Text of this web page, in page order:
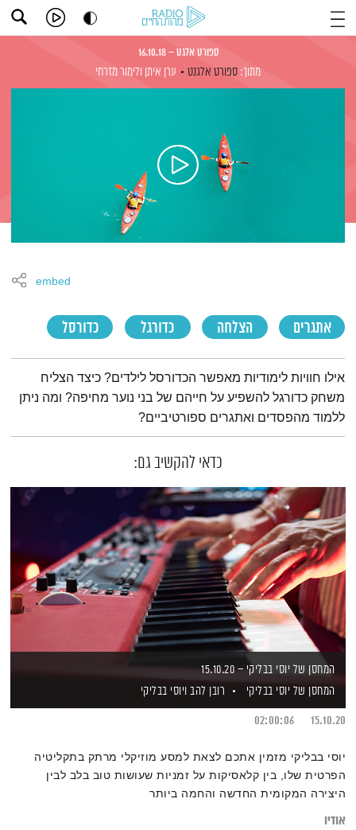
ספורט אלגט – 16.10.18
מתוך: ספורט אלגנט ערן איתן ולימור מזרחי
אתגרים הצלחה כדורגל כדורסל
embed
תמצית הפודקאסט
אילו חוויות לימודיות מאפשר הכדורסל לילדים? כיצד הצליח
משחק כדורגל להשפיע על חייהם של בני נוער מחיפה? ומה ניתן
ללמוד מהפסדים ואתגרים ספורטיביים?
כדאי להקשיב גם:
המחסן של יוסי בבליקי – 15.10.20
המחסן של יוסי בבליקי
רובן להב ויוסי בבליקי
15.10.20
02:00:06
יוסי בבליקי מזמין אתכם לצאת למסע מוזיקלי מרתק בתקליטיה
הפרטית שלו, בין קלאסיקות על זמניות שעושות טוב בלב לבין
היצירה המקומית החדשה והחמה ביותר
אודיו